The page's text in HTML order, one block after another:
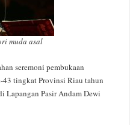
muda asal
seremoni pembukaan
43 tingkat Provinsi Riau tahun
Lapangan Pasir Andam Dewi